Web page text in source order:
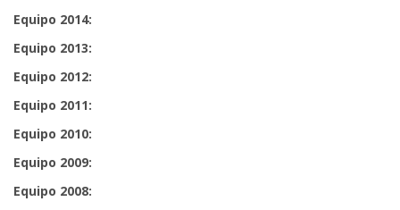
Equipo 2014:
Equipo 2013:
Equipo 2012:
Equipo 2011:
Equipo 2010:
Equipo 2009:
Equipo 2008: